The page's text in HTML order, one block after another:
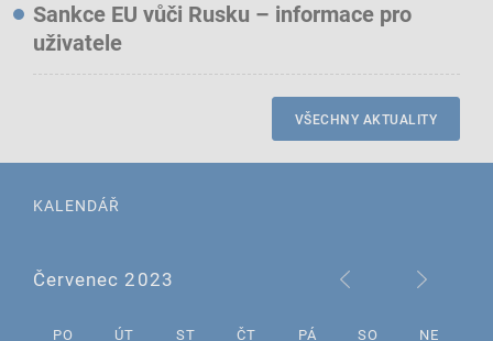
Sankce EU vůči Rusku – informace pro
uživatele
VŠECHNY AKTUALITY
KALENDÁŘ
Červenec 2023
PO ÚT ST ČT PÁ SO NE